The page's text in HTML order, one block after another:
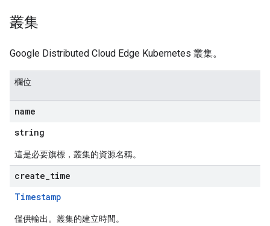
叢集
Google Distributed Cloud Edge Kubernetes 叢集。
欄位
name
string
這是必要旗標，叢集的資源名稱。
create time
Timestamp
僅供輸出。叢集的建立時間。